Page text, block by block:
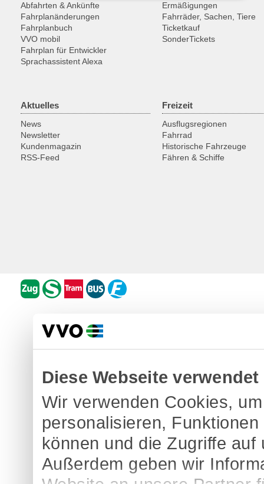
Diese Webseite
Wir verwenden Cookies,
personalisieren,
können und die Zugriffe
Außerdem geben wir
Abfahrten & Ankünfte
Fahrplanänderungen
Fahrplanbuch
VVO mobil
Fahrplan für Entwickler
Sprachassistent Alexa
Ermäßigungen
Fahrräder, Sachen, Tiere
Ticketkauf
SonderTickets
Aktuelles
News
Newsletter
Kundenmagazin
RSS-Feed
Freizeit
Ausflugsregionen
Fahrrad
Historische Fahrzeuge
Fähren & Schiffe